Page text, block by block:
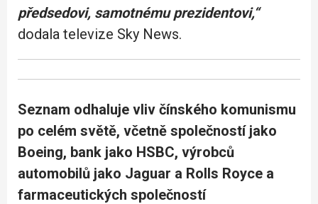
předsedovi, samotnému prezidentovi,“
dodala televize Sky News.
Seznam odhaluje vliv čínského komunismu
po celém světě, včetně společností jako
Boeing, bank jako HSBC, výrobců
automobilů jako Jaguar a Rolls Royce a
farmaceutických společností